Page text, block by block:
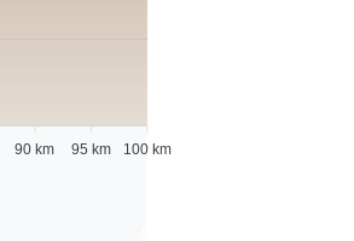
90 km 95 km 100 km